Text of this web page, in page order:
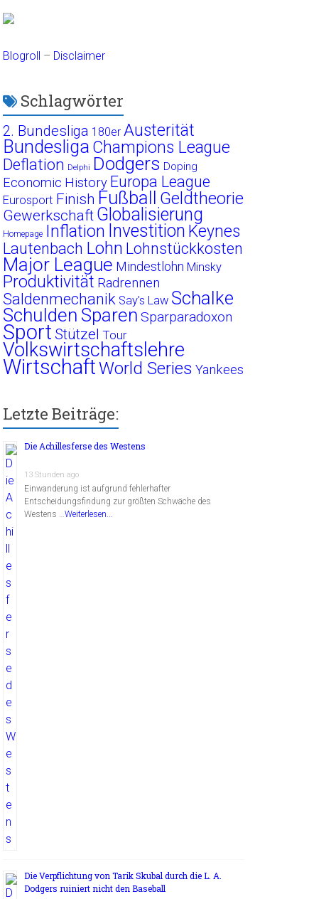
Blogroll – Disclaimer
Schlagwörter
2. Bundesliga 180er Austerität
Bundesliga Champions League
Deflation Delphi Dodgers Doping
Economic History Europa League
Eurosport Finish Fußball Geldtheorie
Gewerkschaft Globalisierung
Homepage Inflation Investition Keynes
Lautenbach Lohn Lohnstückkosten
Major League Mindestlohn Minsky
Produktivität Radrennen
Saldenmechanik Say's Law Schalke
Schulden Sparen Sparparadoxon
Sport Stützel Tour
Volkswirtschaftslehre
WirtschaftWorld Series Yankees
Letzte Beiträge:
Die Achillesferse des Westens
13 Stunden ago
Einwanderung ist aufgrund fehlerhafter
Entscheidungsfindung zur größten Schwäche des
Westens …Weiterlesen...
Die Verpflichtung von Tarik Skubal durch die L. A.
Dodgers ruiniert nicht den Baseball